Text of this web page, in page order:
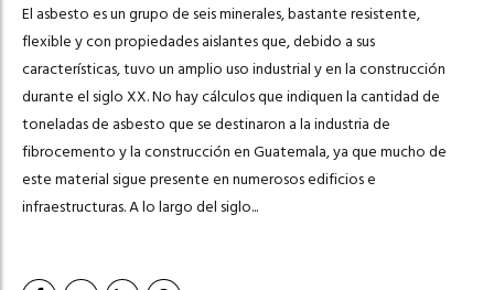
El asbesto es un grupo de seis minerales, bastante resistente,
flexible y con propiedades aislantes que, debido a sus
características, tuvo un amplio uso industrial y en la construcción
durante el siglo XX. No hay cálculos que indiquen la cantidad de
toneladas de asbesto que se destinaron a la industria de
fibrocemento y la construcción en Guatemala, ya que mucho de
este material sigue presente en numerosos edificios e
infraestructuras. A lo largo del siglo...